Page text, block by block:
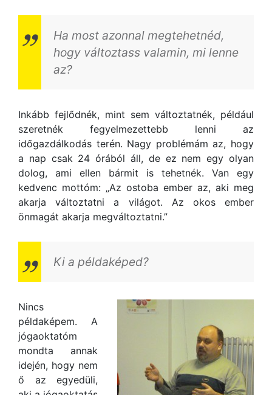
Ha most azonnal megtehetnéd,
hogy változtass valamin, mi lenne
az?
Inkább fejlődnék, mint sem változtatnék, például
szeretnék fegyelmezettebb lenni az
időgazdálkodás terén. Nagy problémám az, hogy
a nap csak 24 órából áll, de ez nem egy olyan
dolog, ami ellen bármit is tehetnék. Van egy
kedvenc mottóm: „Az ostoba ember az, aki meg
akarja változtatni a világot. Az okos ember
önmagát akarja megváltoztatni.”
Ki a példaképed?
Nincs
példaképem. A
jógaoktatóm
mondta annak
idején, hogy nem
ő az egyedüli,